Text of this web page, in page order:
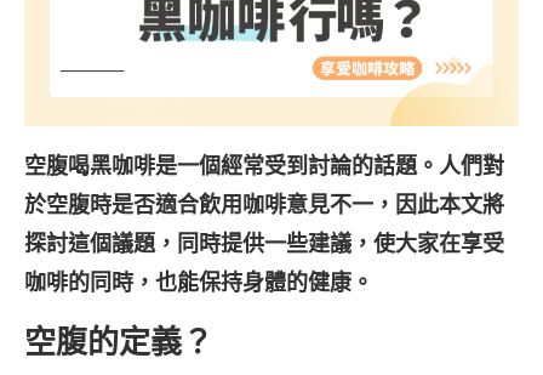
空腹喝黑咖啡是一個經常受到討論的話題。人們對
於空腹時是否適合飲用咖啡意見不一，因此本文將
探討這個議題，同時提供一些建議，使大家在享受
咖啡的同時，也能保持身體的健康。
空腹的定義？